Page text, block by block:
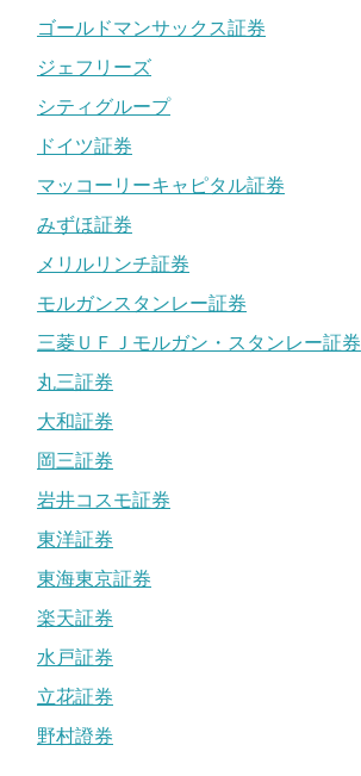
ゴールドマンサックス証券
ジェフリーズ
シティグループ
ドイツ証券
マッコーリーキャピタル証券
みずほ証券
メリルリンチ証券
モルガンスタンレー証券
三菱ＵＦＪモルガン・スタンレー証券
丸三証券
大和証券
岡三証券
岩井コスモ証券
東洋証券
東海東京証券
楽天証券
水戸証券
立花証券
野村證券